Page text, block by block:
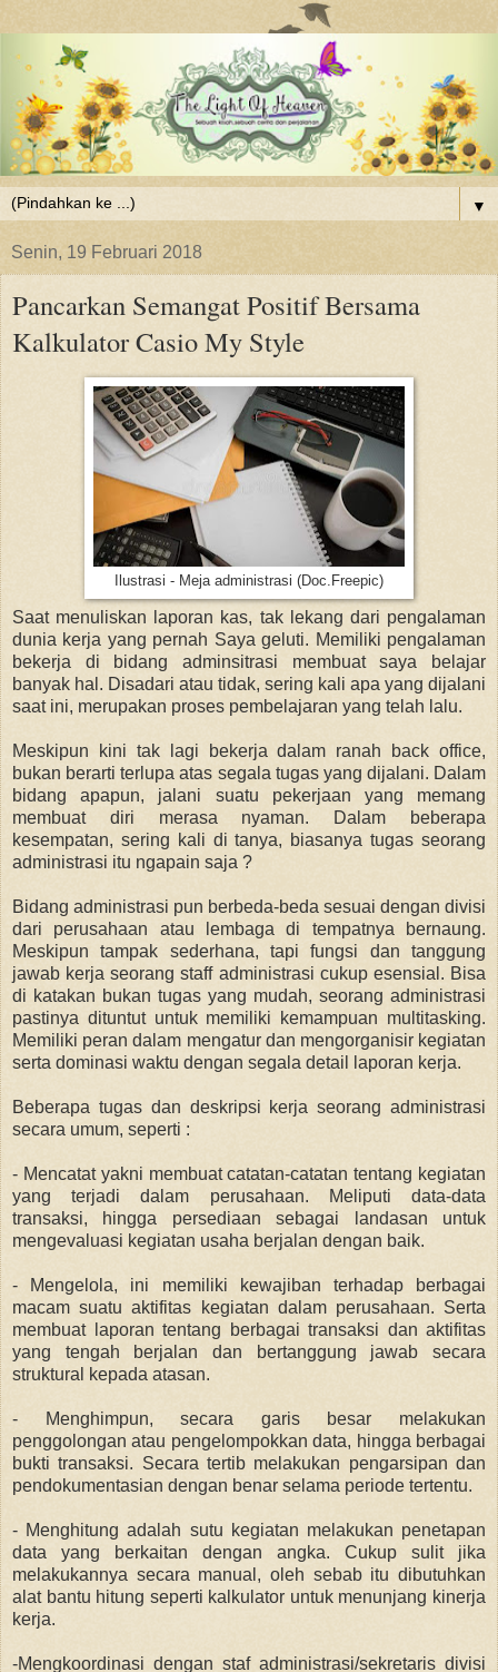
▼
Senin, 19 Februari 2018
Pancarkan Semangat Positif Bersama
Kalkulator Casio My Style
Ilustrasi - Meja administrasi (Doc.Freepic)
Saat menuliskan laporan kas, tak lekang dari pengalaman
dunia kerja yang pernah Saya geluti. Memiliki pengalaman
bekerja di bidang adminsitrasi membuat saya belajar
banyak hal. Disadari atau tidak, sering kali apa yang dijalani
saat ini, merupakan proses pembelajaran yang telah lalu.
Meskipun kini tak lagi bekerja dalam ranah back office,
bukan berarti terlupa atas segala tugas yang dijalani. Dalam
bidang apapun, jalani suatu pekerjaan yang memang
membuat diri merasa nyaman. Dalam beberapa
kesempatan, sering kali di tanya, biasanya tugas seorang
administrasi itu ngapain saja ?
Bidang administrasi pun berbeda-beda sesuai dengan divisi
dari perusahaan atau lembaga di tempatnya bernaung.
Meskipun tampak sederhana, tapi fungsi dan tanggung
jawab kerja seorang staff administrasi cukup esensial. Bisa
di katakan bukan tugas yang mudah, seorang administrasi
pastinya dituntut untuk memiliki kemampuan multitasking.
Memiliki peran dalam mengatur dan mengorganisir kegiatan
serta dominasi waktu dengan segala detail laporan kerja.
Beberapa tugas dan deskripsi kerja seorang administrasi
secara umum, seperti :
- Mencatat yakni membuat catatan-catatan tentang kegiatan
yang terjadi dalam perusahaan. Meliputi data-data
transaksi, hingga persediaan sebagai landasan untuk
mengevaluasi kegiatan usaha berjalan dengan baik.
- Mengelola, ini memiliki kewajiban terhadap berbagai
macam suatu aktifitas kegiatan dalam perusahaan. Serta
membuat laporan tentang berbagai transaksi dan aktifitas
yang tengah berjalan dan bertanggung jawab secara
struktural kepada atasan.
- Menghimpun, secara garis besar melakukan
penggolongan atau pengelompokkan data, hingga berbagai
bukti transaksi. Secara tertib melakukan pengarsipan dan
pendokumentasian dengan benar selama periode tertentu.
- Menghitung adalah sutu kegiatan melakukan penetapan
data yang berkaitan dengan angka. Cukup sulit jika
melakukannya secara manual, oleh sebab itu dibutuhkan
alat bantu hitung seperti kalkulator untuk menunjang kinerja
kerja.
-Mengkoordinasi dengan staf administrasi/sekretaris divisi